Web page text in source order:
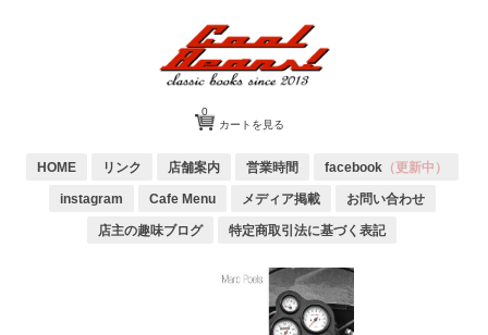
カートを見る
0
HOME リンク 店舗案内 営業時間 facebook（更新中）
instagram Cafe Menu メディア掲載 お問い合わせ
店主の趣味ブログ 特定商取引法に基づく表記